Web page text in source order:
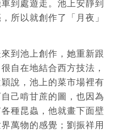
到處遊走。池上安靜到
所以就創作了「月夜」
到池上創作，她重新跟
自在地結合西方技法，
說，池上的菜市場裡有
己啃甘蔗的圖，也因為
種昆蟲，他就畫下面壁
萬物的感覺；劉振祥用